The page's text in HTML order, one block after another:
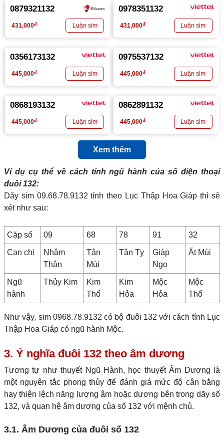
0879321132
431,000đ
0978351132
431,000đ
0356173132
445,000đ
0975537132
445,000đ
0868193132
445,000đ
0862891132
445,000đ
Xem thêm
Ví dụ cụ thể về cách tính ngũ hành của số điện thoại
đuôi 132:
Dãy sim 09.68.78.9132 tính theo Lục Thập Hoa Giáp thì sẽ
xét như sau:
Cặp số 09 68 78 91 32
Can chi
Nhâm
Thân
Tân
Mùi
Tân Tỵ
Giáp
Ngọ
Ất Mùi
Ngũ
hành
Thủy Kim
Kim
Thổ
Kim
Hỏa
Mộc
Hỏa
Mộc
Thổ
Như vậy, sim 0968.78.9132 có bộ đuôi 132 với cách tính Lục
Thập Hoa Giáp có ngũ hành Mộc.
3. Ý nghĩa đuôi 132 theo âm dương
Tương tự như thuyết Ngũ Hành, học thuyết Âm Dương là
một nguyên tắc phong thủy để đánh giá mức độ cân bằng
hay thiên lệch năng lượng âm hoặc dương bên trong dãy số
132, và quan hệ âm dương của số 132 với mệnh chủ.
3.1. Âm Dương của đuôi số 132